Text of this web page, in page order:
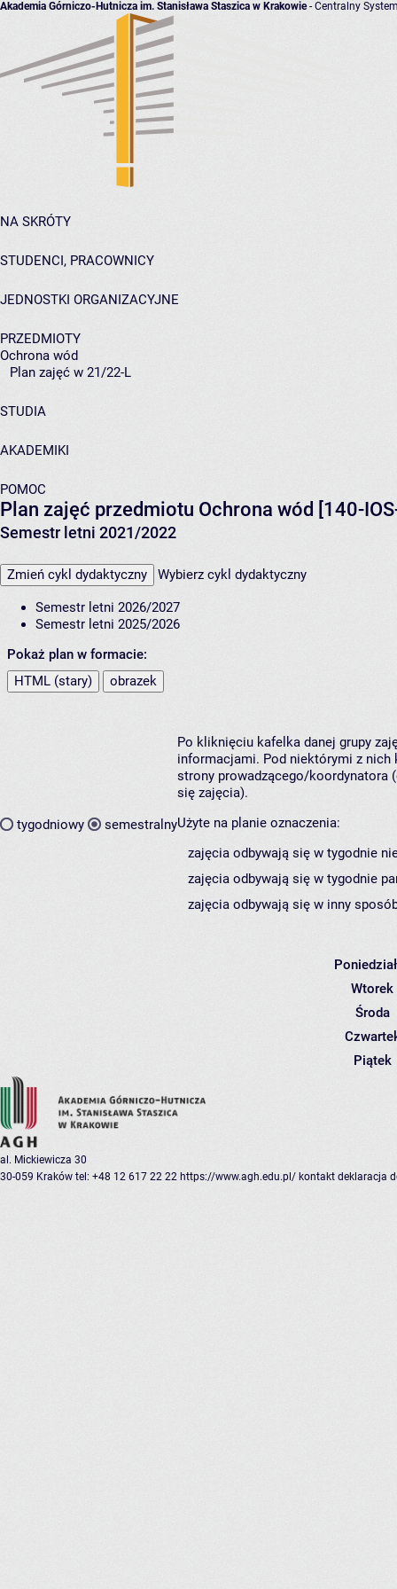
Akademia Górniczo-Hutnicza im. Stanisława Staszica w Krakowie- Centralny
NA SKRÓTY
STUDENCI, PRACOWNICY
JEDNOSTKI ORGANIZACYJNE
PRZEDMIOTY
Ochrona wód
Plan zajęć w 21/22-L
STUDIA
AKADEMIKI
POMOC
Plan zajęć przedmiotu Ochrona wód [140-
Semestr letni 2021/2022
Zmień cykl dydaktyczny Wybierz cykl dydaktyczny
Semestr letni 2026/2027
Semestr letni 2025/2026
Pokaż plan w formacie:
HTML (stary)
obrazek
tygodniowy semestralny
Po kliknięciu kafelka danej grupy
informacjami. Pod niektórymi z nich
strony prowadzącego/koordynatora
się zajęcia).
Użyte na planie oznaczenia:
zajęcia odbywają się w tygodnie
zajęcia odbywają się w tygodnie
zajęcia odbywają się w inny
Wtorek
Środa
Piątek
al. Mickiewicza 30
30-059 Kraków tel: +48 12 617 22 22 https://www.agh.edu.pl/ kontakt deklaracja